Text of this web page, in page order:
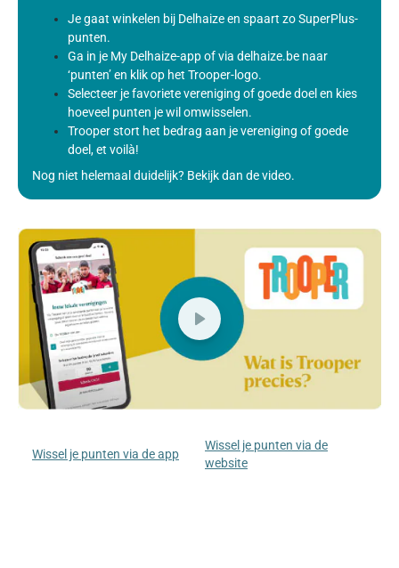
Je gaat winkelen bij Delhaize en spaart zo SuperPlus-
punten.
Ga in je My Delhaize-app of via delhaize.be naar
‘punten’ en klik op het Trooper-logo.
Selecteer je favoriete vereniging of goede doel en kies
hoeveel punten je wil omwisselen.
Trooper stort het bedrag aan je vereniging of goede
doel, et voilà!
Nog niet helemaal duidelijk? Bekijk dan de video.
Wissel je punten via de app
Wissel je punten via de
website